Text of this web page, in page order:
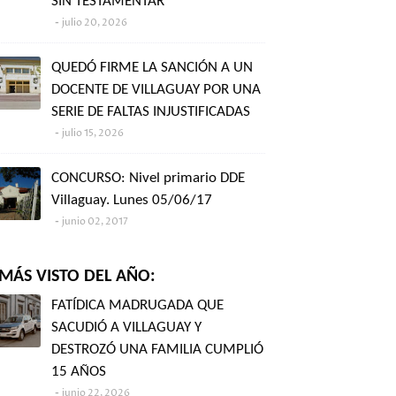
julio 20, 2026
QUEDÓ FIRME LA SANCIÓN A UN
DOCENTE DE VILLAGUAY POR UNA
SERIE DE FALTAS INJUSTIFICADAS
julio 15, 2026
CONCURSO: Nivel primario DDE
Villaguay. Lunes 05/06/17
junio 02, 2017
VISTO DEL AÑO:
FATÍDICA MADRUGADA QUE
SACUDIÓ A VILLAGUAY Y
DESTROZÓ UNA FAMILIA CUMPLIÓ
15 AÑOS
junio 22, 2026